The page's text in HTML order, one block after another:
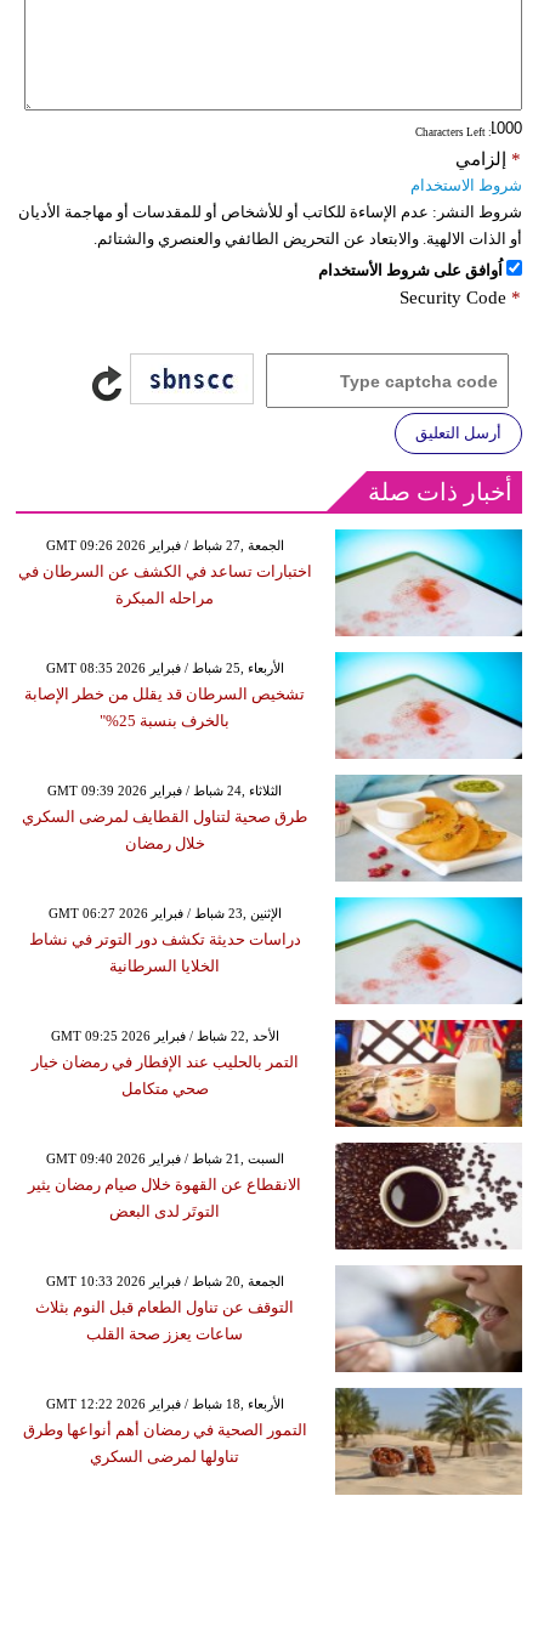
: Characters Left
إلزامي *
شروط الاستخدام
شروط النشر: عدم الإساءة للكاتب أو للأشخاص أو للمقدسات أو مهاجمة الأديان
أو الذات الالهية. والابتعاد عن التحريض الطائفي والعنصري والشتائم.
اُوافق على شروط الأستخدام
Security Code *
أرسل التعليق
أخبار ذات صلة
GMT 09:26 2026 الجمعة ,27 شباط / فبراير
اختبارات تساعد في الكشف عن السرطان في
مراحله المبكرة
GMT 08:35 2026 الأربعاء ,25 شباط / فبراير
تشخيص السرطان قد يقلل من خطر الإصابة
بالخرف بنسبة 25%"
GMT 09:39 2026 الثلاثاء ,24 شباط / فبراير
طرق صحية لتناول القطايف لمرضى السكري
خلال رمضان
GMT 06:27 2026 الإثنين ,23 شباط / فبراير
دراسات حديثة تكشف دور التوتر في نشاط
الخلايا السرطانية
GMT 09:25 2026 الأحد ,22 شباط / فبراير
التمر بالحليب عند الإفطار في رمضان خيار
صحي متكامل
GMT 09:40 2026 السبت ,21 شباط / فبراير
الانقطاع عن القهوة خلال صيام رمضان يثير
التوتَر لدى البعض
GMT 10:33 2026 الجمعة ,20 شباط / فبراير
التوقف عن تناول الطعام قبل النوم بثلاث
ساعات يعزز صحة القلب
GMT 12:22 2026 الأربعاء ,18 شباط / فبراير
التمور الصحية في رمضان أهم أنواعها وطرق
تناولها لمرضى السكري